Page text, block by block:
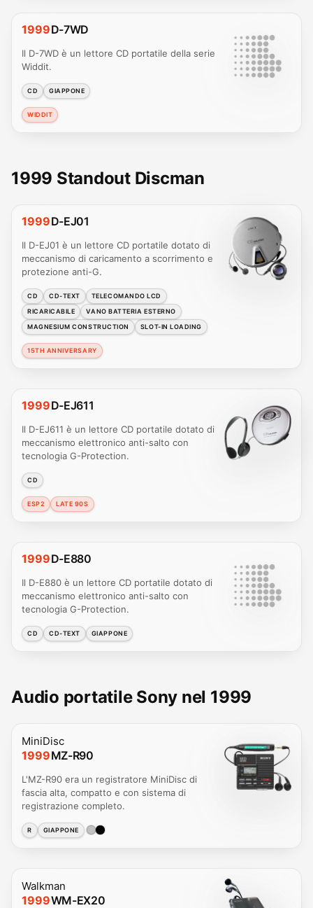
1999D-7WD
Il D-7WD è un lettore CD portatile della serie
Widdit.
CD GIAPPONE
WIDDIT
1999 Standout Discman
1999D-EJ01
Il D-EJ01 è un lettore CD portatile dotato di
meccanismo di caricamento a scorrimento e
protezione anti-G.
CD CD-TEXT
TELECOMANDO LCD
RICARICABILE
VANO BATTERIA ESTERNO
MAGNESIUM CONSTRUCTION
SLOT-IN LOADING
15TH ANNIVERSARY
1999D-EJ611
Il D-EJ611 è un lettore CD portatile dotato di
meccanismo elettronico anti-salto con
tecnologia G-Protection.
CD
ESP2 LATE 90S
1999D-E880
Il D-E880 è un lettore CD portatile dotato di
meccanismo elettronico anti-salto con
tecnologia G-Protection.
CD CD-TEXT GIAPPONE
Audio portatile Sony nel 1999
MiniDisc
1999MZ-R90
L'MZ-R90 era un registratore MiniDisc di
fascia alta, compatto e con sistema di
registrazione completo.
R GIAPPONE
Walkman
1999WM-EX20